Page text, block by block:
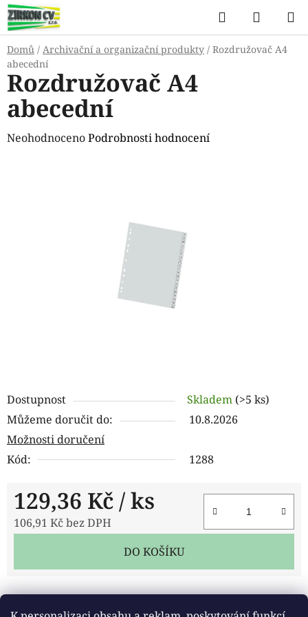
Přejít
na
obsah
Hledat
KOŠÍK
Domů / Archivační a organizační produkty / Rozdružovač A4
abecední
Dostupnost Skladem (>5 ks)
Můžeme doručit do:
10.8.2026
Možnosti doručení
Kód:
1288
129,36 Kč / ks
106,91 Kč bez DPH
DO KOŠÍKU
Rozdružovač A4
abecední
Průměrné
NeohodnocenoPodrobnosti hodnocení